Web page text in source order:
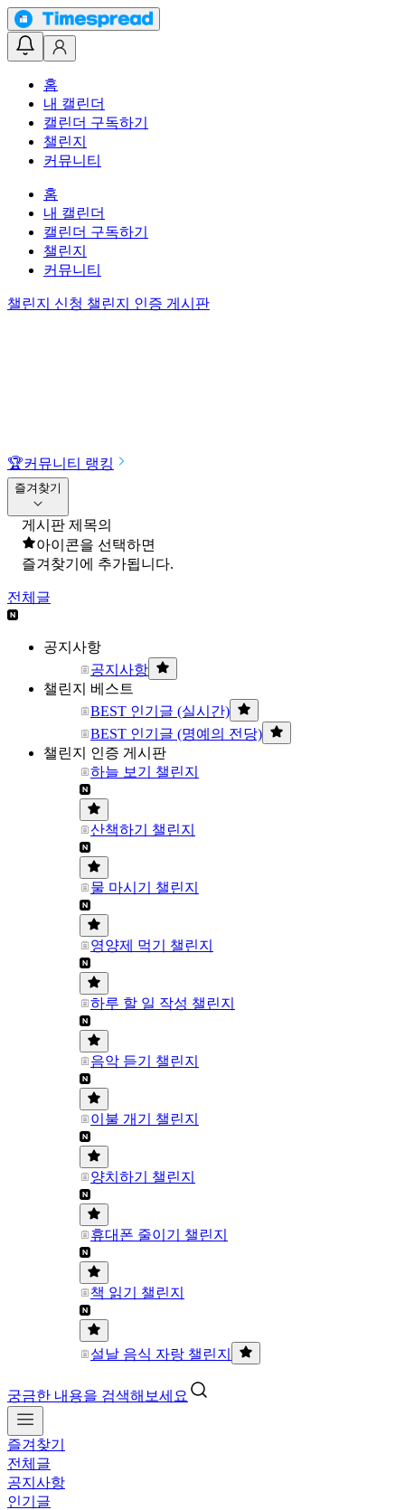
홈
내 캘린더
캘린더 구독하기
챌린지
커뮤니티
홈
내 캘린더
캘린더 구독하기
챌린지
커뮤니티
챌린지 신청 챌린지 인증 게시판
🏆커뮤니티 랭킹
즐겨찾기
게시판 제목의
아이콘을 선택하면
즐겨찾기에 추가됩니다.
전체글
공지사항
공지사항
챌린지 베스트
BEST 인기글 (실시간)
BEST 인기글 (명예의 전당)
챌린지 인증 게시판
하늘 보기 챌린지
산책하기 챌린지
물 마시기 챌린지
영양제 먹기 챌린지
하루 할 일 작성 챌린지
음악 듣기 챌린지
이불 개기 챌린지
양치하기 챌린지
휴대폰 줄이기 챌린지
책 읽기 챌린지
설날 음식 자랑 챌린지
궁금한 내용을 검색해보세요
즐겨찾기
전체글
공지사항
인기글